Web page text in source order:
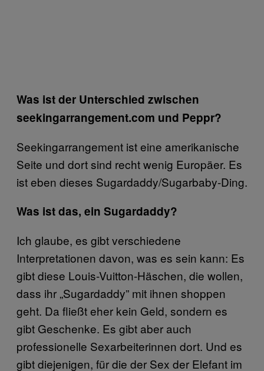
Was ist der Unterschied zwischen
seekingarrangement.com und Peppr?
Seekingarrangement ist eine amerikanische
Seite und dort sind recht wenig Europäer. Es
ist eben dieses Sugardaddy/Sugarbaby-Ding.
Was ist das, ein Sugardaddy?
Ich glaube, es gibt verschiedene
Interpretationen davon, was es sein kann: Es
gibt diese Louis-Vuitton-Häschen, die wollen,
dass ihr „Sugardaddy” mit ihnen shoppen
geht. Da fließt eher kein Geld, sondern es
gibt Geschenke. Es gibt aber auch
professionelle Sexarbeiterinnen dort. Und es
gibt diejenigen, für die der Sex der Elefant im